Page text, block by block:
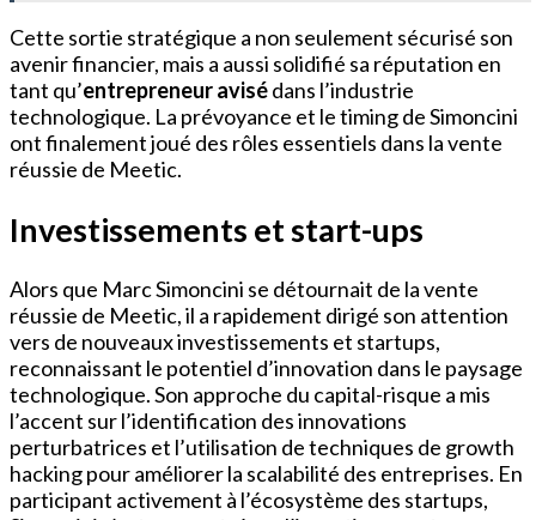
Cette sortie stratégique a non seulement sécurisé son
avenir financier, mais a aussi solidifié sa réputation en
tant qu’entrepreneur avisédans l’industrie
technologique. La prévoyance et le timing de Simoncini
ont finalement joué des rôles essentiels dans la vente
réussie de Meetic.
Investissements et start-ups
Alors que Marc Simoncini se détournait de la vente
réussie de Meetic, il a rapidement dirigé son attention
vers de nouveaux investissements et startups,
reconnaissant le potentiel d’innovation dans le paysage
technologique. Son approche du capital-risque a mis
l’accent sur l’identification des innovations
perturbatrices et l’utilisation de techniques de growth
hacking pour améliorer la scalabilité des entreprises. En
participant activement à l’écosystème des startups,